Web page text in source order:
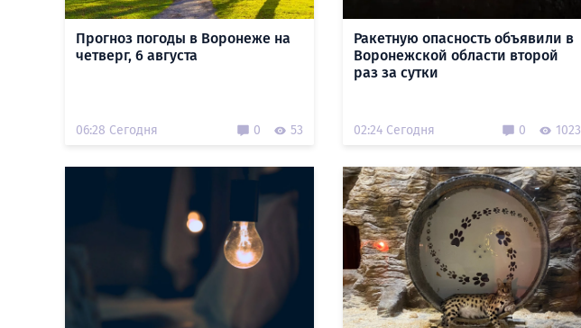
Прогноз погоды в Воронеже на
четверг, 6 августа
06:28 Сегодня 0 53
Ракетную опасность объявили в
Воронежской области второй
раз за сутки
02:24 Сегодня 0 1023